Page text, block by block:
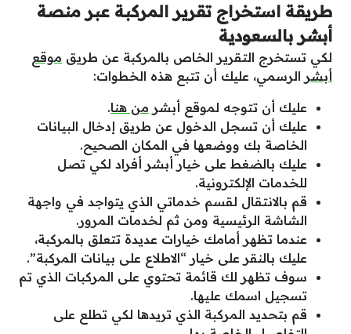
طريقة استخراج تقرير المركبة عبر منصة
أبشر بالسعودية
لكي تستخرج التقرير الخاص بالمركبة عن طريق موقع
أبشر الرسمي، عليك أن تتبع هذه الخطوات:
عليك أن تتوجه لموقع أبشر من هنا.
عليك أن تسجل الدخول عن طريق إدخال البيانات
الخاصة بك ووضعها في المكان الصحيح.
عليك بالضغط على خيار أبشر أفراد لكي تصل
للخدمات الإلكترونية.
قم بالانتقال لقسم خدماتي الذي يتواجد في واجهة
الشاشة الرئيسية ومن ثم لخدمات المرور.
عندما تظهر أمامك خيارات عديدة تتعلق بالمركبة،
عليك بالنقر على خيار “الاطلاع على بيانات المركبة”.
سوف تظهر لك قائمة تحتوي على المركبات الذي تم
تسجيل اسمك عليها.
قم بتحديد المركبة الذي تريدها لكي تطلع على